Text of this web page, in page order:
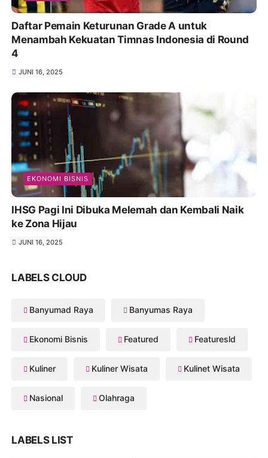
Daftar Pemain Keturunan Grade A untuk
Menambah Kekuatan Timnas Indonesia di Round
4
JUNI 16, 2025
EKONOMI BISNIS
IHSG Pagi Ini Dibuka Melemah dan Kembali Naik
ke Zona Hijau
JUNI 16, 2025
LABELS CLOUD
Banyumad Raya Banyumas Raya
Ekonomi Bisnis Featured Featuresld
Kuliner Kuliner Wisata Kulinet Wisata
Nasional Olahraga
LABELS LIST